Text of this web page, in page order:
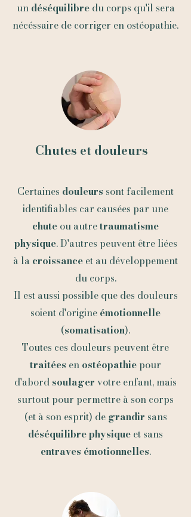
un déséquilibredu corps qu'il sera
nécéssaire de corriger en ostéopathie.
Chutes et douleurs
Certaines douleurs sont facilement
identifiables car causées par une
chute ou autretraumatisme
physique. D'autres peuvent être liées
à la croissance et au développement
du corps.
Il est aussi possible que des douleurs
soient d'origine émotionnelle
(somatisation).
Toutes ces douleurs peuvent être
traitées en ostéopathie pour
d'abord soulager votre enfant, mais
surtout pour permettre à son corps
(et à son esprit) degrandir sans
déséquilibre physique et sans
entraves émotionnelles.